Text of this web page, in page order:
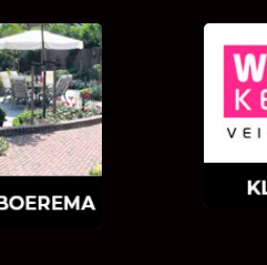
is en
in de